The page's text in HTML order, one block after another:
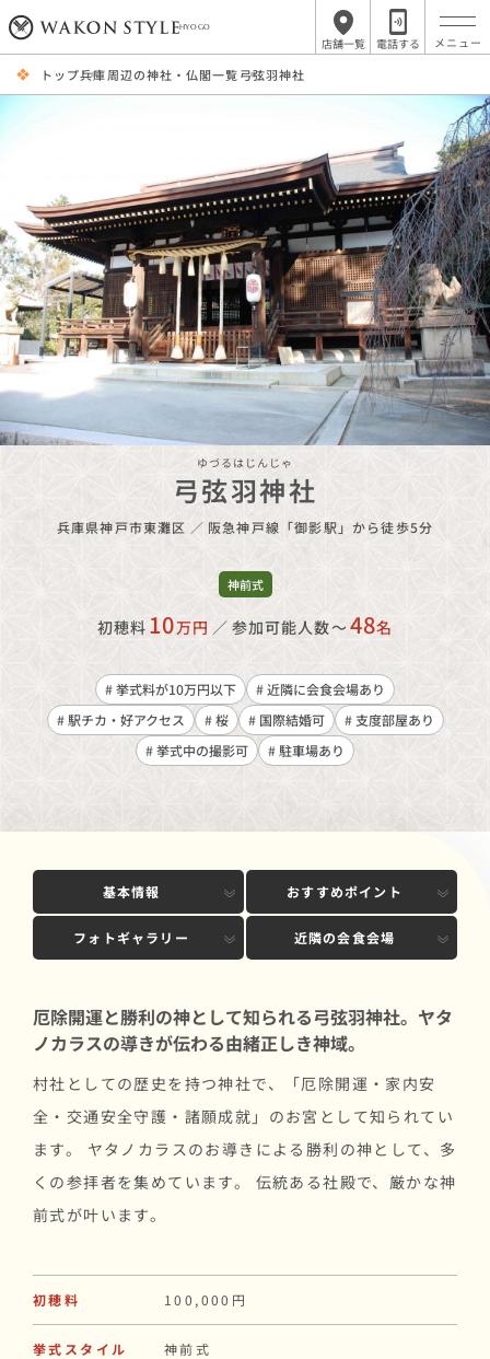
HYOGO
店舗一覧 電話する
トップ兵庫周辺の神社・仏閣一覧弓弦羽神社
ゆづるはじんじゃ
弓弦羽神社
兵庫県神戸市東灘区 ／ 阪急神戸線「御影駅」から徒歩5分
神前式
初穂料 10万円 ／ 参加可能人数〜48名
# 挙式料が10万円以下
# 近隣に会食会場あり
# 駅チカ・好アクセス
# 桜 # 国際結婚可
# 支度部屋あり
# 挙式中の撮影可
# 駐車場あり
基本情報 おすすめポイント
フォトギャラリー 近隣の会食会場
厄除開運と勝利の神として知られる弓弦羽神社。ヤタ
ノカラスの導きが伝わる由緒正しき神域。
村社としての歴史を持つ神社で、「厄除開運・家内安
全・交通安全守護・諸願成就」のお宮として知られてい
ます。 ヤタノカラスのお導きによる勝利の神として、多
くの参拝者を集めています。 伝統ある社殿で、厳かな神
前式が叶います。
初穂料 100,000円
挙式スタイル 神前式